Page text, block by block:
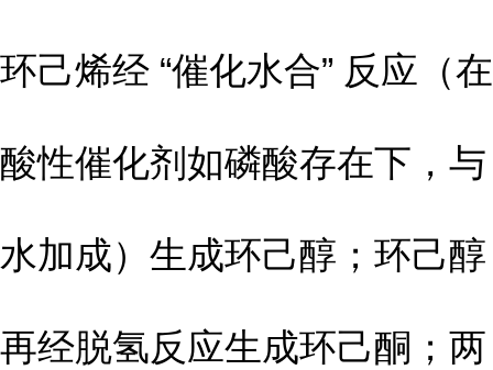
环己烯经 “催化水合” 反应（在
酸性催化剂如磷酸存在下，与
水加成）生成环己醇；环己醇
再经脱氢反应生成环己酮；两